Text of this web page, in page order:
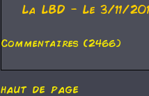
La LBD - Le 3/11/
Commentaires (2466)
haut de page